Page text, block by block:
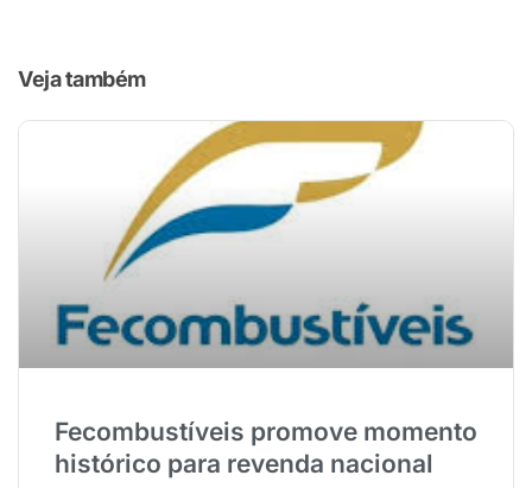
Veja também
Fecombustíveis promove momento
histórico para revenda nacional